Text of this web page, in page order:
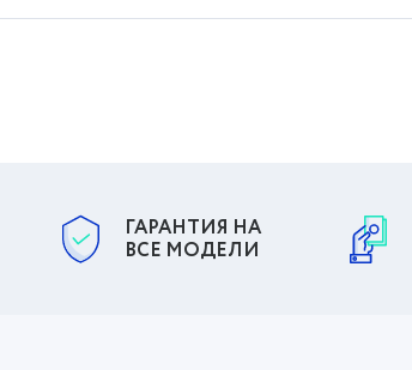
ГАРАНТИЯ НА
ВСЕ МОДЕЛИ